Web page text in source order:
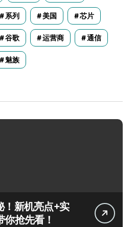
系列 美国 芯片
谷歌 运营商 通信
魅族
！新机亮点+实
抢先看！